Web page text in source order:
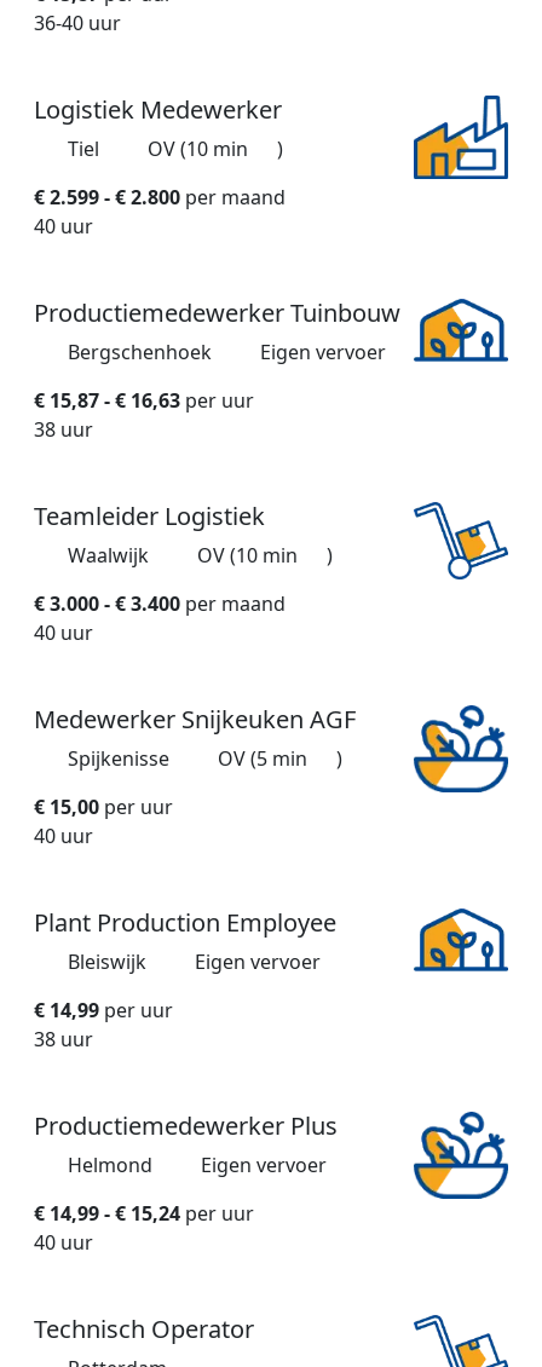
36-40 uur
Logistiek Medewerker
Tiel OV (10 min
)
€ 2.599 - € 2.800 per maand
40 uur
Productiemedewerker Tuinbouw
Bergschenhoek
Eigen vervoer
€ 15,87 - € 16,63 per uur
38 uur
Teamleider Logistiek
Waalwijk OV (10 min
)
€ 3.000 - € 3.400 per maand
40 uur
Medewerker Snijkeuken AGF
Spijkenisse OV (5 min
)
€ 15,00 per uur
40 uur
Plant Production Employee
Bleiswijk
Eigen vervoer
€ 14,99 per uur
38 uur
Productiemedewerker Plus
Helmond
Eigen vervoer
€ 14,99 - € 15,24 per uur
40 uur
Technisch Operator